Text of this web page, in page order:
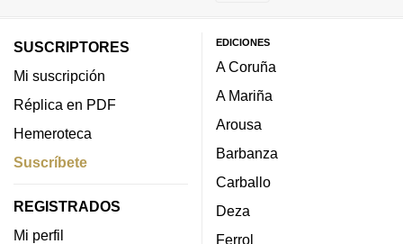
SUSCRIPTORES
Mi suscripción
Réplica en PDF
Hemeroteca
Suscríbete
REGISTRADOS
Mi perfil
EDICIONES
A Coruña
A Mariña
Arousa
Barbanza
Carballo
Deza
Ferrol